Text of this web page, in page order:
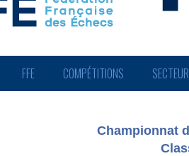
FFE COMPÉTITIONS
Championnat